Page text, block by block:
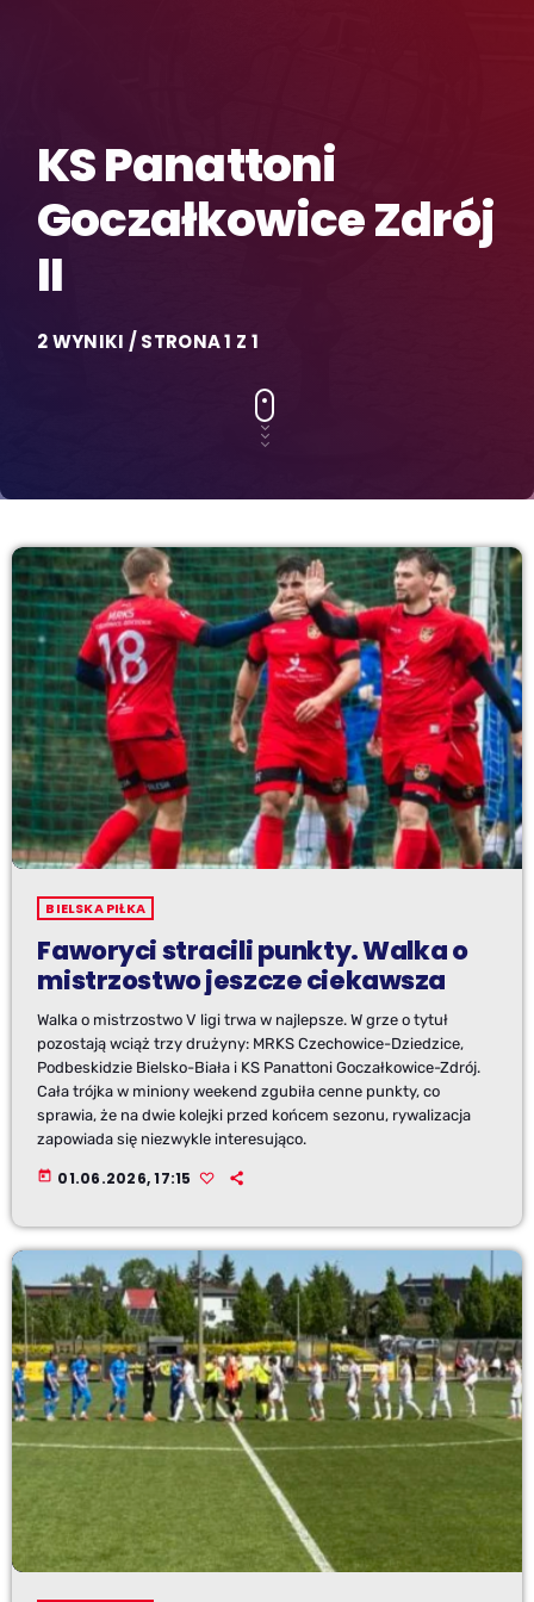
KS Panattoni
Goczałkowice Zdrój
II
2 WYNIKI / STRONA 1 Z 1
BIELSKA PIŁKA
Faworyci stracili punkty. Walka o
mistrzostwo jeszcze ciekawsza
Walka o mistrzostwo V ligi trwa w najlepsze. W grze o tytuł
pozostają wciąż trzy drużyny: MRKS Czechowice-Dziedzice,
Podbeskidzie Bielsko-Biała i KS Panattoni Goczałkowice-Zdrój.
Cała trójka w miniony weekend zgubiła cenne punkty, co
sprawia, że na dwie kolejki przed końcem sezonu, rywalizacja
zapowiada się niezwykle interesująco.
today 01.06.2026, 17:15